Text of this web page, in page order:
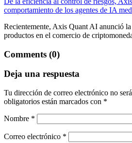
comportamiento de los agentes de IA
Recientemente, Axis Quant AI anunció
productos en el comercio de
Comments (0)
Deja una respuesta
Tu dirección de correo electrónico no
obligatorios están marcados con *
Nombre *
Correo electrónico *